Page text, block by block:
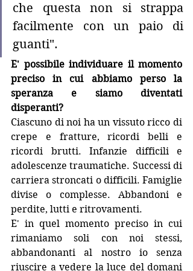
che questa non si strappa
facilmente con un paio di
guanti".
E' possibile individuare il momento
preciso in cui abbiamo perso la
speranza e siamo diventati
disperanti?
Ciascuno di noi ha un vissuto ricco di
crepe e fratture, ricordi belli e
ricordi brutti. Infanzie difficili e
adolescenze traumatiche. Successi di
carriera stroncati o difficili. Famiglie
divise o complesse. Abbandoni e
perdite, lutti e ritrovamenti.
E' in quel momento preciso in cui
rimaniamo soli con noi stessi,
abbandonanti al nostro io senza
riuscire a vedere la luce del domani